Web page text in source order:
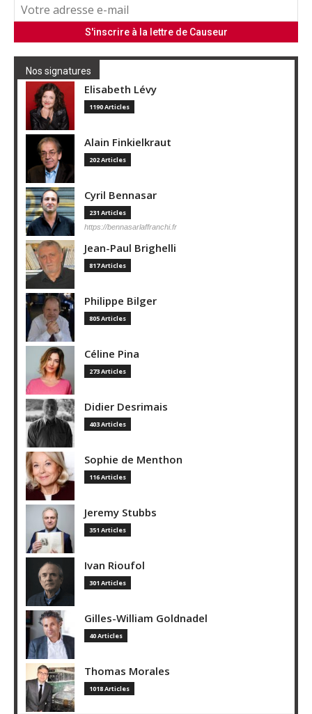
Nos signatures
Elisabeth Lévy
1190 Articles
Alain Finkielkraut
202 Articles
Cyril Bennasar
231 Articles
https://bennasarlaffranchi.fr
Jean-Paul Brighelli
817 Articles
Philippe Bilger
805 Articles
Céline Pina
273 Articles
Didier Desrimais
403 Articles
Sophie de Menthon
116 Articles
Jeremy Stubbs
351 Articles
Ivan Rioufol
301 Articles
Gilles-William Goldnadel
40 Articles
Thomas Morales
1018 Articles